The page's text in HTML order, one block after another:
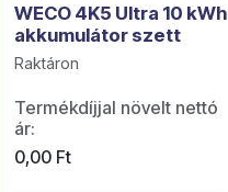
WECO 4K5 Ultra 10 kWh
akkumulátor szett
Raktáron
Termékdíjjal növelt nettó
ár:
0,00 Ft